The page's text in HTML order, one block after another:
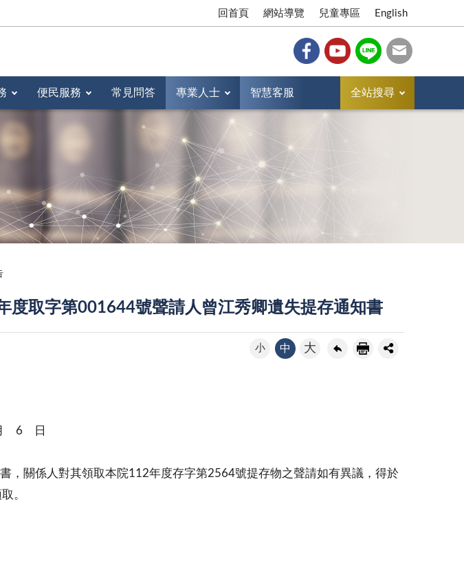
回首頁 網站導覽 兒童專區 English
便民服務 常見問答 專業人士 智慧客服 全站搜尋
度取字第001644號聲請人曾江秀卿遺失提存通知書
小 中 大
6 日
，關係人對其領取本院112年度存字第2564號提存物之聲請如有異議，得於
。